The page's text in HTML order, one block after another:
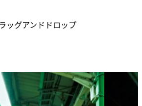
ッグアンドドロップ